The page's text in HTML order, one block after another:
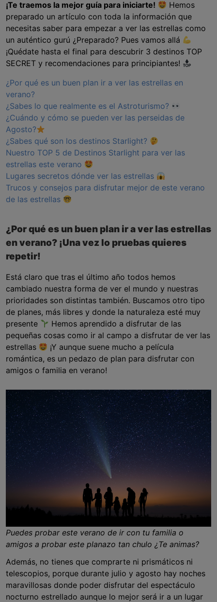
¡Te traemos la mejor guía para iniciarte!
Hemos
preparado un artículo con toda la información que
necesitas saber para empezar a ver las estrellas como
un auténtico gurú ¿Preparado? Pues vamos allá
¡Quédate hasta el final para descubrir 3 destinos TOP
SECRET y recomendaciones para principiantes!
¿Por qué es un buen plan ir a ver las estrellas en
verano?
¿Sabes lo que realmente es el Astroturismo?
¿Cuándo y cómo se pueden ver las perseidas de
Agosto?
¿Sabes qué son los destinos Starlight?
Nuestro TOP 5 de Destinos Starlight para ver las
estrellas este verano
Lugares secretos dónde ver las estrellas
Trucos y consejos para disfrutar mejor de este verano
de las estrellas
¿Por qué es un buen plan ir a ver las estrellas
en verano? ¡Una vez lo pruebas quieres
repetir!
Está claro que tras el último año todos hemos
cambiado nuestra forma de ver el mundo y nuestras
prioridades son distintas también. Buscamos otro tipo
de planes, más libres y donde la naturaleza esté muy
presente
Hemos aprendido a disfrutar de las
pequeñas cosas como ir al campo a disfrutar de ver las
estrellas
¡Y aunque suene mucho a película
romántica, es un pedazo de plan para disfrutar con
amigos o familia en verano!
Puedes probar este verano de ir con tu familia o
amigos a probar este planazo tan chulo ¿Te animas?
Además, no tienes que comprarte ni prismáticos ni
telescopios, porque durante julio y agosto hay noches
maravillosas donde poder disfrutar del espectáculo
nocturno estrellado aunque lo mejor será ir a un lugar